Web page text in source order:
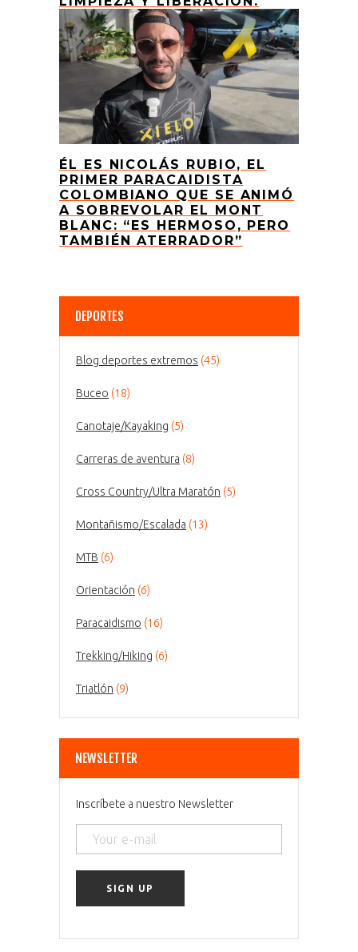
ÉL ES NICOLÁS RUBIO, EL
PRIMER PARACAIDISTA
COLOMBIANO QUE SE ANIMÓ
A SOBREVOLAR EL MONT
BLANC: “ES HERMOSO, PERO
TAMBIÉN ATERRADOR”
DEPORTES
Blog deportes extremos (45)
Buceo (18)
Canotaje/Kayaking (5)
Carreras de aventura (8)
Cross Country/Ultra Maratón (5)
Montañismo/Escalada (13)
MTB (6)
Orientación (6)
Paracaidismo (16)
Trekking/Hiking (6)
Triatlón (9)
NEWSLETTER
Inscríbete a nuestro Newsletter